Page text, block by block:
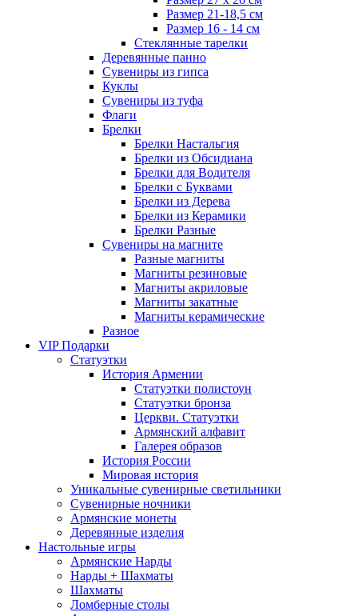
Размер 21-18,5 см
Размер 16 - 14 см
Стеклянные тарелки
Деревянные панно
Сувениры из гипса
Куклы
Сувениры из туфа
Флаги
Брелки
Брелки Настальгия
Брелки из Обсидиана
Брелки для Водителя
Брелки с Буквами
Брелки из Дерева
Брелки из Керамики
Брелки Разные
Сувениры на магните
Разные магниты
Магниты резиновые
Магниты акриловые
Магниты закатные
Магниты керамические
Разное
VIP Подарки
Статуэтки
История Армении
Статуэтки полистоун
Статуэтки бронза
Церкви. Статуэтки
Армянский алфавит
Галерея образов
История России
Мировая история
Уникальные сувенирные светильники
Сувенирные ночники
Армянские монеты
Деревянные изделия
Настольные игры
Армянские Нарды
Нарды + Шахматы
Шахматы
Ломберные столы